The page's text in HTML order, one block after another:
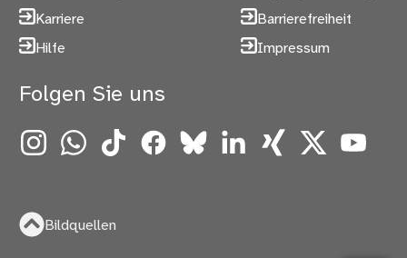
Karriere
Hilfe
Barrierefreiheit
Impressum
Folgen Sie uns
InstagramWhatsAppTikTokFacebookBlueskyLinkedInXing X YouTube
Bildquellen